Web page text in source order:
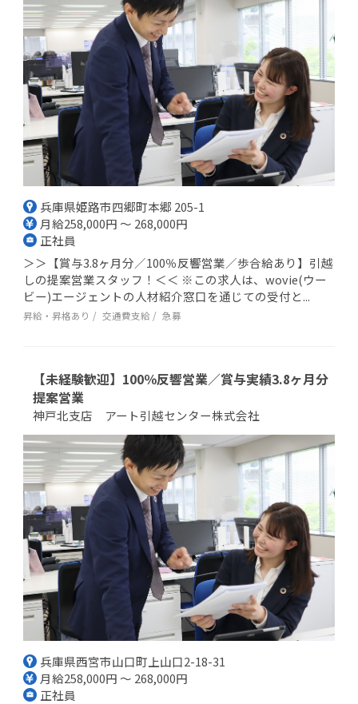
兵庫県姫路市四郷町本郷 205-1
月給258,000円 ～ 268,000円
正社員
＞＞【賞与3.8ヶ月分／100％反響営業／歩合給あり】引越
しの提案営業スタッフ！＜＜ ※この求人は、wovie(ウー
ビー)エージェントの人材紹介窓口を通じての受付と...
昇給・昇格あり 交通費支給 急募
【未経験歓迎】100％反響営業／賞与実績3.8ヶ月分
提案営業
神戸北支店 アート引越センター株式会社
兵庫県西宮市山口町上山口2-18-31
月給258,000円 ～ 268,000円
正社員